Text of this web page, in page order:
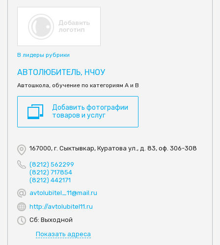
В лидеры рубрики
АВТОЛЮБИТЕЛЬ, НЧОУ
Автошкола, обучение по категориям А и В
Добавить фотографии
товаров и услуг
167000, г. Сыктывкар, Куратова ул., д. 83, оф. 306-308
(8212) 562299
(8212) 717854
(8212) 442171
avtolubitel_11@mail.ru
http://avtolubitel11.ru
Сб: Выходной
Показать адреса